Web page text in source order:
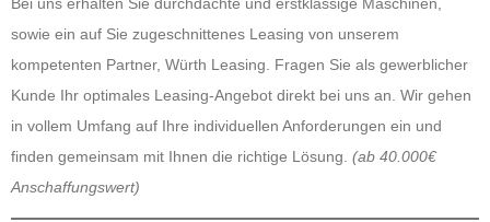
sowie ein auf Sie zugeschnittenes Leasing von unserem
kompetenten Partner, Würth Leasing. Fragen Sie als gewerblicher
Kunde Ihr optimales Leasing-Angebot direkt bei uns an. Wir gehen
in vollem Umfang auf Ihre individuellen Anforderungen ein und
finden gemeinsam mit Ihnen die richtige Lösung. (ab 40.000€
Anschaffungswert)